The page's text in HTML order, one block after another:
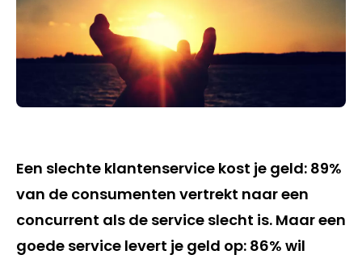
Een slechte klantenservice kost je geld: 89%
van de consumenten vertrekt naar een
concurrent als de service slecht is. Maar een
goede service levert je geld op: 86% wil